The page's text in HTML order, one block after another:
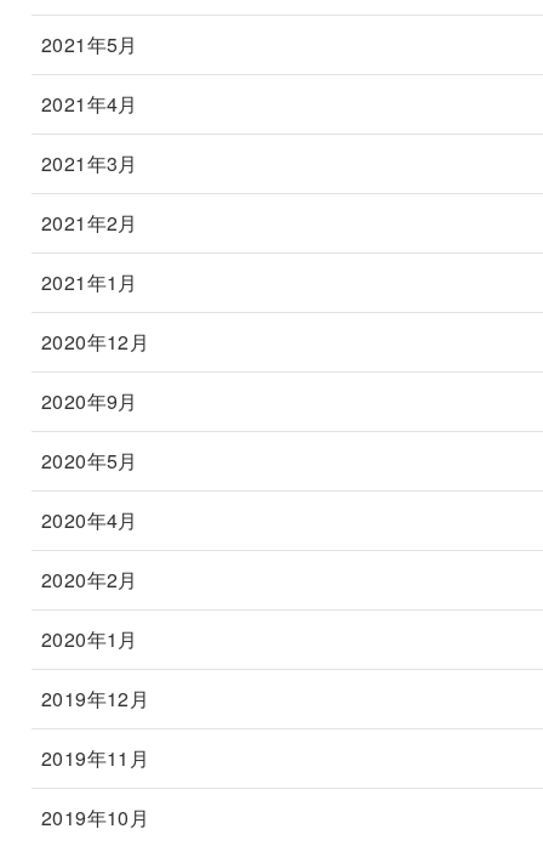
2021年5月
2021年4月
2021年3月
2021年2月
2021年1月
2020年12月
2020年9月
2020年5月
2020年4月
2020年2月
2020年1月
2019年12月
2019年11月
2019年10月